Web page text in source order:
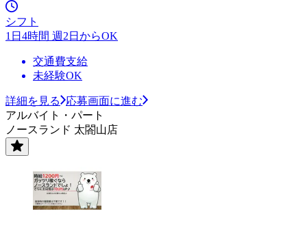
シフト
1日4時間 週2日からOK
交通費支給
未経験OK
詳細を見る
応募画面に進む
アルバイト・パート
ノースランド 太閤山店